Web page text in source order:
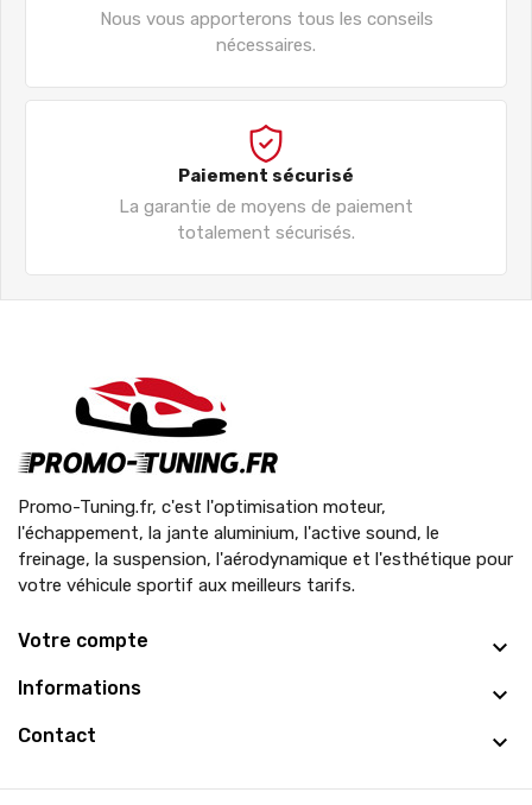
Nous vous apporterons tous les conseils
nécessaires.
Paiement sécurisé
La garantie de moyens de paiement
totalement sécurisés.
Promo-Tuning.fr, c'est l'optimisation moteur,
l'échappement, la jante aluminium, l'active sound, le
freinage, la suspension, l'aérodynamique et l'esthétique pour
votre véhicule sportif aux meilleurs tarifs.
Votre compte
Informations
Contact